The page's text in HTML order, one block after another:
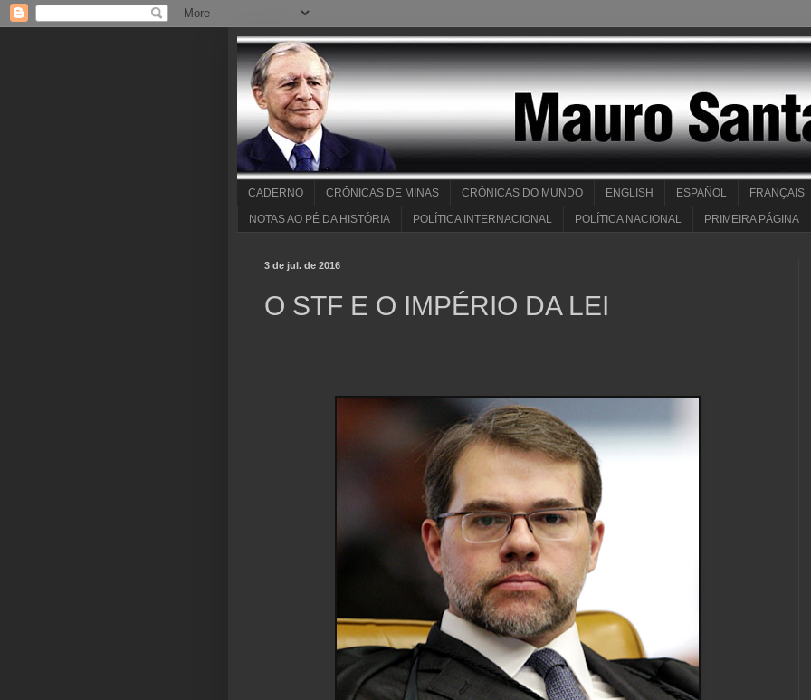
CADERNO CRÔNICAS DE MINAS CRÔNICAS DO MUNDO ENGLISH ESPAÑOL FRANÇAIS
NOTAS AO PÉ DA HISTÓRIA POLÍTICA INTERNACIONAL POLÍTICA NACIONAL PRIMEIRA PÁGINA
3 de jul. de 2016
O STF E O IMPÉRIO DA LEI